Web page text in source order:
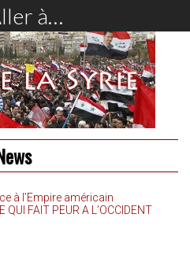
à…
à l’Empire américain
QUI FAIT PEUR A L’OCCIDENT